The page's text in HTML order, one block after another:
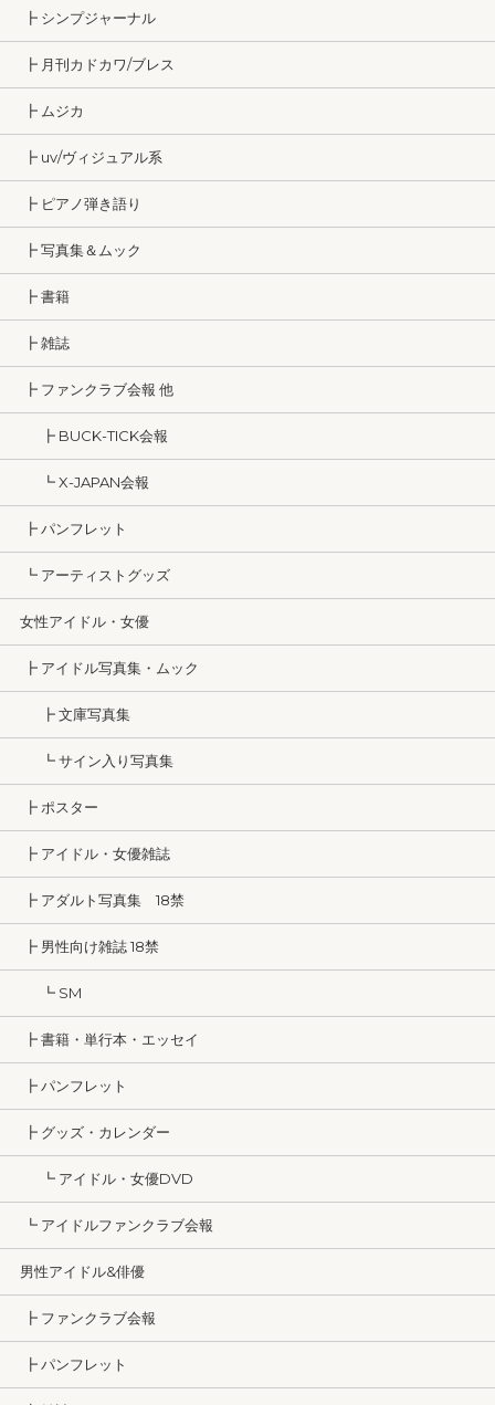
┣ シンプジャーナル
┣ 月刊カドカワ/ブレス
┣ ムジカ
┣ uv/ヴィジュアル系
┣ ピアノ弾き語り
┣ 写真集＆ムック
┣ 書籍
┣ 雑誌
┣ ファンクラブ会報 他
┣ BUCK-TICK会報
┗ X-JAPAN会報
┣ パンフレット
┗ アーティストグッズ
女性アイドル・女優
┣ アイドル写真集・ムック
┣ 文庫写真集
┗ サイン入り写真集
┣ ポスター
┣ アイドル・女優雑誌
┣ アダルト写真集 18禁
┣ 男性向け雑誌 18禁
┗ SM
┣ 書籍・単行本・エッセイ
┣ パンフレット
┣ グッズ・カレンダー
┗ アイドル・女優DVD
┗ アイドルファンクラブ会報
男性アイドル&俳優
┣ ファンクラブ会報
┣ パンフレット